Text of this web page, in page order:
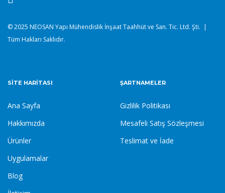
© 2025 NEOSAN Yapı Mühendislik İnşaat Taahhüt ve San. Tic. Ltd. Şti. |
Tüm Hakları Saklıdır.
SITE HARITASI
Ana Sayfa
Hakkımızda
Ürünler
Uygulamalar
Blog
ŞARTNAMELER
Gizlilik Politikası
Mesafeli Satış Sözleşmesi
Teslimat ve İade